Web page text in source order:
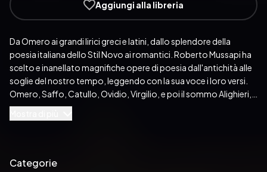
Aggiungi alla libreria
Da Omero ai grandi lirici greci e latini, dallo splendore della
poesia italiana dello Stil Novo ai romantici. Roberto Mussapi ha
scelto e inanellato magnifiche opere di poesia dall'antichità alle
soglie del nostro tempo, leggendo con la sua voce i loro versi.
Omero, Saffo, Catullo, Ovidio, Virgilio, e poi il sommo Alighieri,
Cavalcanti, Petrarca, Ariosto, Tasso, Shakespeare, Goethe, i
romantici Shelley, Keats, Byron, i grandi Rilke e Yeats, che
Pubblicato da:  Audiolibri Salani
Categorie